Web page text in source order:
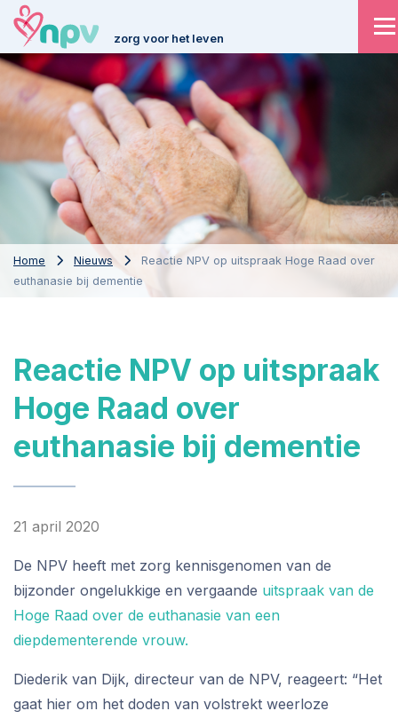
zorg voor het leven
Home Nieuws
Reactie NPV op uitspraak Hoge Raad over
euthanasie bij dementie
Reactie NPV op uitspraak
Hoge Raad over
euthanasie bij dementie
21 april 2020
De NPV heeft met zorg kennisgenomen van de
bijzonder ongelukkige en vergaande uitspraak van de
Hoge Raad over de euthanasie van een
diepdementerende vrouw.
Diederik van Dijk, directeur van de NPV, reageert: “Het
gaat hier om het doden van volstrekt weerloze